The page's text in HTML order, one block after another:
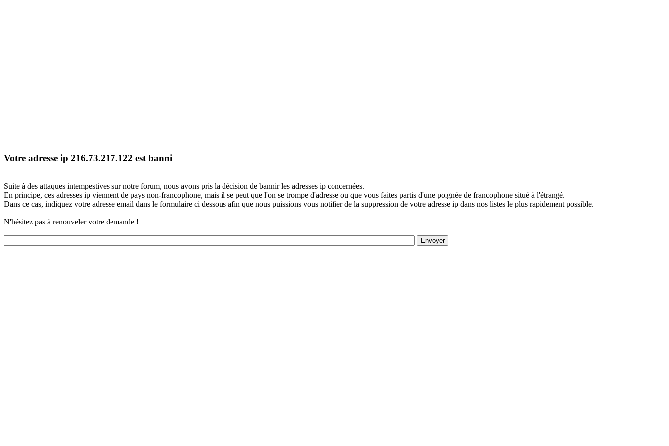
Votre adresse ip 216.73.217.122 est banni
Suite à des attaques intempestives sur notre forum, nous avons pris la décision de bannir les adresses ip concernées.
En principe, ces adresses ip viennent de pays non-francophone, mais il se peut que l'on se trompe d'adresse ou que vous faites partis d'une poignée de francophone situé à l'étrangé.
Dans ce cas, indiquez votre adresse email dans le formulaire ci dessous afin que nous puissions vous notifier de la suppression de votre adresse ip dans nos listes le plus rapidement possible.
N'hésitez pas à renouveler votre demande !